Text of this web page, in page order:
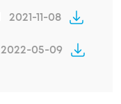
2021-11-08
2022-05-09